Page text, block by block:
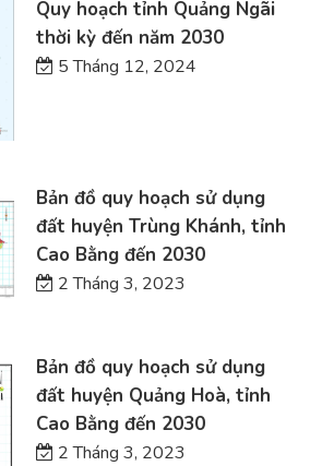
Quy hoạch tỉnh Quảng Ngãi
thời kỳ đến năm 2030
5 Tháng 12, 2024
Bản đồ quy hoạch sử dụng
đất huyện Trùng Khánh, tỉnh
Cao Bằng đến 2030
2 Tháng 3, 2023
Bản đồ quy hoạch sử dụng
đất huyện Quảng Hoà, tỉnh
Cao Bằng đến 2030
2 Tháng 3, 2023